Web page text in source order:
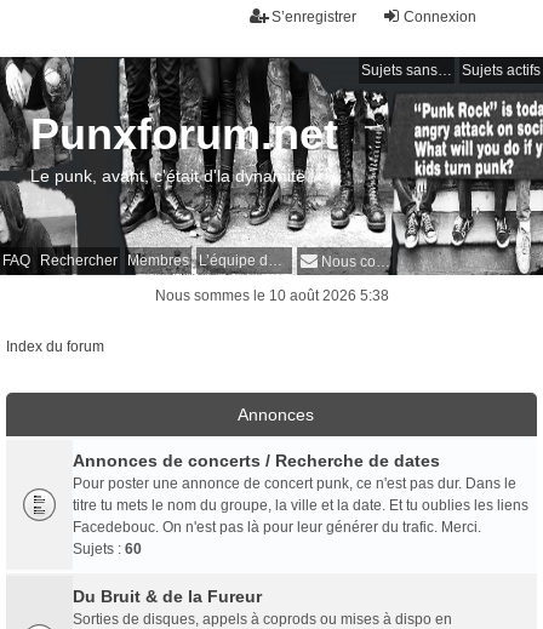
Connexion
S’enregistrer
Sujets sans réponse Sujets actifs
FAQ Rechercher Membres L’équipe du forum Nous contacter
Punxforum.net
Le punk, avant, c'était d'la dynamite !
Nous sommes le 10 août 2026 5:38
Index du forum
Annonces
Annonces de concerts / Recherche de dates
Pour poster une annonce de concert punk, ce n'est pas dur. Dans le
titre tu mets le nom du groupe, la ville et la date. Et tu oublies les liens
Facedebouc. On n'est pas là pour leur générer du trafic. Merci.
Sujets : 60
Du Bruit & de la Fureur
Sorties de disques, appels à coprods ou mises à dispo en